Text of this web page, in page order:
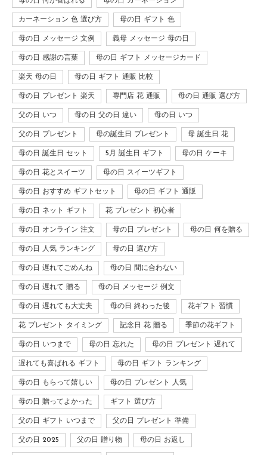
カーネーション 色 選び方 母の日 ギフト 色
母の日 メッセージ 文例 義母 メッセージ 母の日
母の日 感謝の言葉 母の日 ギフト メッセージカード
楽天 母の日 母の日 ギフト 通販 比較
母の日 プレゼント 楽天 専門店 花 通販 母の日 通販 選び方
父の日 いつ 母の日 父の日 違い 母の日 いつ
父の日 プレゼント 母の誕生日 プレゼント 母 誕生日 花
母の日 誕生日 セット 5月 誕生日 ギフト 母の日 ケーキ
母の日 花とスイーツ 母の日 スイーツギフト
母の日 おすすめ ギフトセット 母の日 ギフト 通販
母の日 ネット ギフト 花 プレゼント 初心者
母の日 オンライン 注文 母の日 プレゼント 母の日 何を贈る
母の日 人気 ランキング 母の日 選び方
母の日 遅れてごめんね 母の日 間に合わない
母の日 遅れて 贈る 母の日 メッセージ 例文
母の日 遅れても大丈夫 母の日 終わった後 花ギフト 習慣
花 プレゼント タイミング 記念日 花 贈る 季節の花ギフト
母の日 いつまで 母の日 忘れた 母の日 プレゼント 遅れて
遅れても喜ばれる ギフト 母の日 ギフト ランキング
母の日 もらって嬉しい 母の日 プレゼント 人気
母の日 贈ってよかった ギフト 選び方
父の日 ギフト いつまで 父の日 プレゼント 準備
父の日 2025 父の日 贈り物 母の日 お返し